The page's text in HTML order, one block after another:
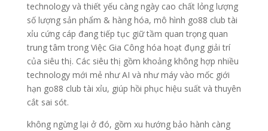
technology và thiết yếu càng ngày cao chất lỏng lượng
số lượng sản phẩm & hàng hóa, mô hình go88 club tài
xỉu cứng cáp đang tiếp tục giữ tầm quan trọng quan
trung tâm trong Việc Gia Công hóa hoạt đụng giải trí
của siêu thị. Các siêu thị gồm khoảng không hợp nhiều
technology mới mẻ như AI và như máy vào mốc giới
hạn go88 club tài xỉu, giúp hồi phục hiệu suất và thuyên
cắt sai sót.
không ngừng lại ở đó, gồm xu hướng bảo hành càng